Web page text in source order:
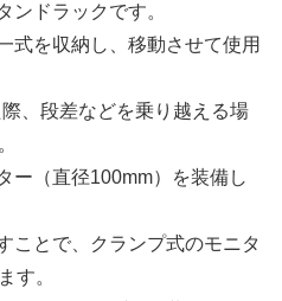
ンドラックです。
式を収納し、移動させて使用
、段差などを乗り越える場
ー（直径100mm）を装備し
ことで、クランプ式のモニタ
す。